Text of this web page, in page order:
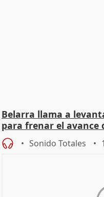
Belarra llama a
para frenar el avance
Sonido Totales